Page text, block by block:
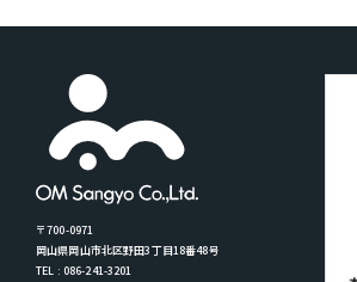
〒700-0971
岡山県岡山市北区野田3丁目18番48号
TEL : 086-241-3201